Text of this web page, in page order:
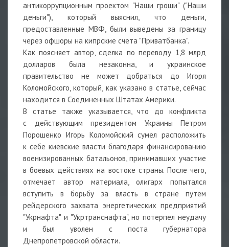
антикоррупционным проектом "Наши гроши" ("Наши
деньги"), который выяснил, что деньги,
предоставленные МВФ, были выведены за границу
через офшоры на кипрские счета "Приватбанка".
Как поясняет автор, сделка по переводу 1,8 млрд
долларов была незаконна, и украинское
правительство не может добраться до Игоря
Коломойского, который, как указано в статье, сейчас
находится в Соединенных Штатах Америки.
В статье также указывается, что до конфликта
с действующим президентом Украины Петром
Порошенко Игорь Коломойский сумел расположить
к себе киевские власти благодаря финансированию
военизированных батальонов, принимавших участие
в боевых действиях на востоке страны. После чего,
отмечает автор материала, олигарх попытался
вступить в борьбу за власть в стране путем
рейдерского захвата энергетических предприятий
"Укрнафта" и "Укртранснафта", но потерпел неудачу
и был уволен с поста губернатора
Днепропетровской области.